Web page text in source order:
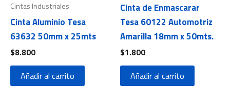
Cintas Industriales
Cinta Aluminio Tesa
63632 50mm x 25mts
$8.800
Añadir al carrito
Cinta de Enmascarar
Tesa 60122 Automotriz
Amarilla 18mm x 50mts.
$1.800
Añadir al carrito